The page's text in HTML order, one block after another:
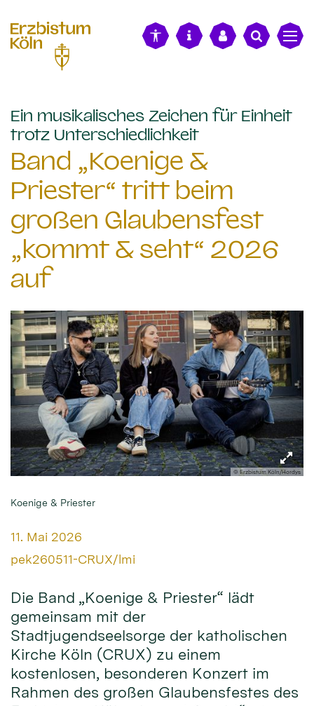
Ein musikalisches Zeichen für Einheit
trotz Unterschiedlichkeit:
Band „Koenige &
Priester“ tritt beim
großen Glaubensfest
„kommt & seht“ 2026
auf
© Erzbistum Köln/Hordys
Koenige & Priester
Datum:
11. Mai 2026
Von:
pek260511-CRUX/lmi
Die Band „Koenige & Priester“ lädt
gemeinsam mit der
Stadtjugendseelsorge der katholischen
Kirche Köln (CRUX) zu einem
kostenlosen, besonderen Konzert im
Rahmen des großen Glaubensfestes des